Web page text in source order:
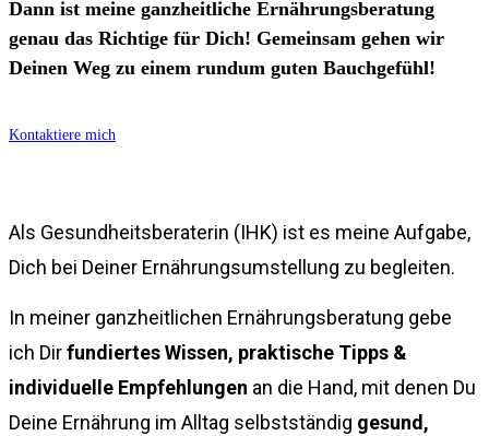
Dann ist meine ganzheitliche Ernährungsberatung
genau das Richtige für Dich! Gemeinsam gehen wir
Deinen Weg zu einem rundum guten Bauchgefühl!
Kontaktiere mich
Als Gesundheitsberaterin (IHK) ist es meine Aufgabe,
Dich bei Deiner Ernährungsumstellung zu begleiten.
In meiner ganzheitlichen Ernährungsberatung gebe
ich Dirfundiertes Wissen, praktische Tipps &
individuelle Empfehlungen an die Hand, mit denen Du
Deine Ernährung im Alltag selbstständig gesund,